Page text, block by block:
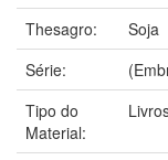
Thesagro:
Soja
Série:
Tipo do
Material: